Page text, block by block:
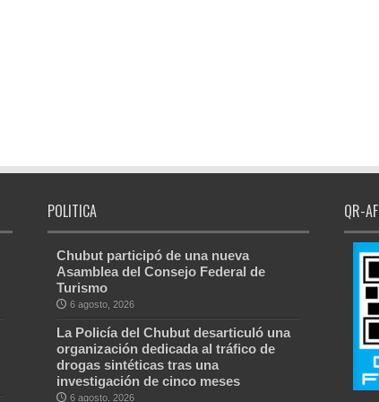
POLITICA
Chubut participó de una nueva
Asamblea del Consejo Federal de
Turismo
6 agosto, 2026
La Policía del Chubut desarticuló una
organización dedicada al tráfico de
drogas sintéticas tras una
investigación de cinco meses
6 agosto, 2026
QR-